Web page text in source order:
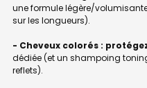
une formule légère/
sur les longueurs).
- Cheveux colorés :
dédiée (et un shampoing
reflets).